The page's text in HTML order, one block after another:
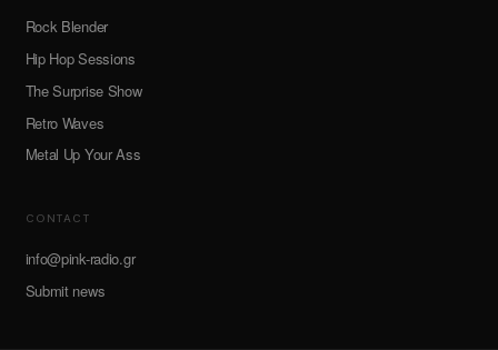
Rock Blender
Hip Hop Sessions
The Surprise Show
Retro Waves
Metal Up Your Ass
CONTACT
info@pink-radio.gr
Submit news